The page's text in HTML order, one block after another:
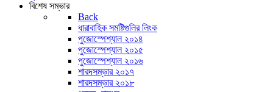
বিশেষ সম্ভার
Back
ধারাবাহিক সমষ্টিগুলির লিংক
পুজোস্পেশ্যাল ২০১৪
পুজোস্পেশ্যাল ২০১৫
পুজোস্পেশ্যাল ২০১৬
শারদসম্ভার ২০১৭
শারদসম্ভার ২০১৮